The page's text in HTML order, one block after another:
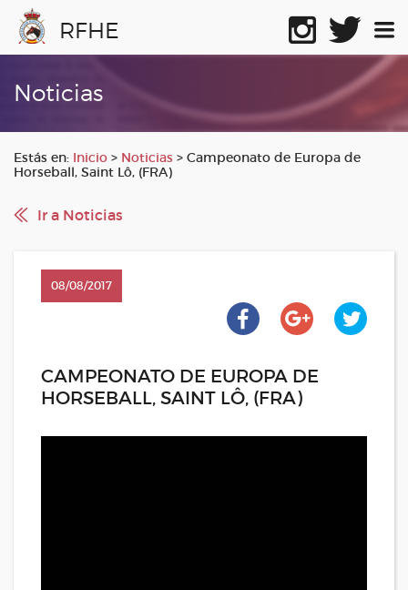
RFHE
Noticias
Estás en: Inicio > Noticias > Campeonato de Europa de
Horseball, Saint Lô, (FRA)
Ir a Noticias
08/08/2017
CAMPEONATO DE EUROPA DE
HORSEBALL, SAINT LÔ, (FRA)